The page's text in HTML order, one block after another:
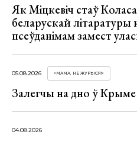
Як Міцкевіч стаў
беларускай літаратуры
псеўданімам замест
05.08.2026 «МАМА, НЕ ЖУРЫСЯ!»
Залегчы на дно ў Крыме
04.08.2026